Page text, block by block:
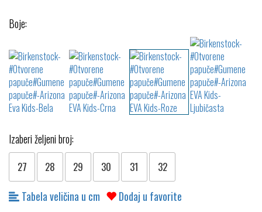
Boje:
Izaberi željeni broj:
27 28 29 30 31 32
Tabela veličina u cm Dodaj u favorite